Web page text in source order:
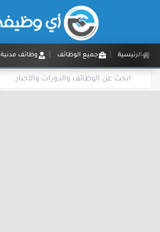
الرئيسية جميع الوظائف وظائف مدنية